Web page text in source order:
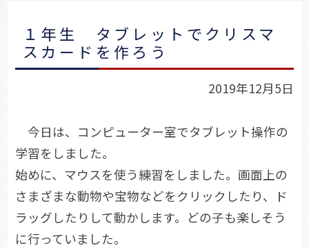
１年生 タブレットでクリスマ
スカードを作ろう
2019年12月5日
今日は、コンピューター室でタブレット操作の
学習をしました。
始めに、マウスを使う練習をしました。画面上の
さまざまな動物や宝物などをクリックしたり、ド
ラッグしたりして動かします。どの子も楽しそう
に行っていました。